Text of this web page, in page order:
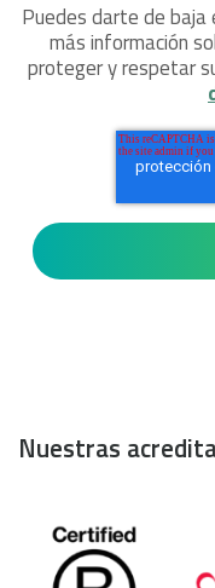
Puedes darte de baja
más información
proteger y respetar
Nuestras